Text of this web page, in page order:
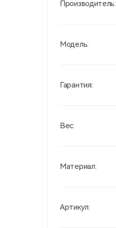
Производитель:
Модель:
Гарантия:
Вес:
Материал:
Артикул: